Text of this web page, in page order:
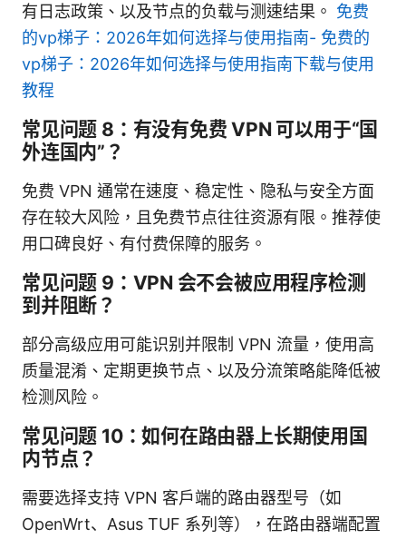
有日志政策、以及节点的负载与测速结果。 免费
的vp梯子：2026年如何选择与使用指南- 免费的
vp梯子：2026年如何选择与使用指南下载与使用
教程
常见问题 8：有没有免费 VPN 可以用于“国
外连国内”？
免费 VPN 通常在速度、稳定性、隐私与安全方面
存在较大风险，且免费节点往往资源有限。推荐使
用口碑良好、有付费保障的服务。
常见问题 9：VPN 会不会被应用程序检测
到并阻断？
部分高级应用可能识别并限制 VPN 流量，使用高
质量混淆、定期更换节点、以及分流策略能降低被
检测风险。
常见问题 10：如何在路由器上长期使用国
内节点？
需要选择支持 VPN 客户端的路由器型号（如
OpenWrt、Asus TUF 系列等），在路由器端配置